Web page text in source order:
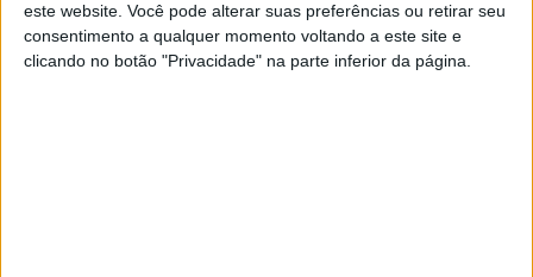
este website. Você pode alterar suas preferências ou retirar seu
consentimento a qualquer momento voltando a este site e
clicando no botão "Privacidade" na parte inferior da página.
serra tem de bom